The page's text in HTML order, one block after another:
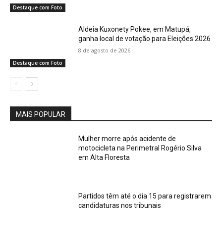
Destaque com Foto
Destaque com Foto
Aldeia Kuxonety Pokee, em Matupá,
ganha local de votação para Eleições 2026
8 de agosto de 2026
MAIS POPULAR
Mulher morre após acidente de
motocicleta na Perimetral Rogério Silva
em Alta Floresta
Partidos têm até o dia 15 para registrarem
candidaturas nos tribunais